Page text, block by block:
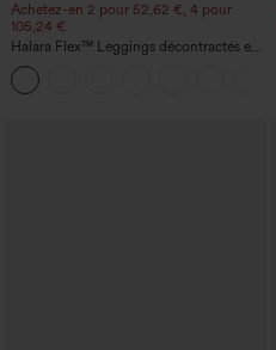
Achetez-en 2 pour 52,62 €, 4 pour
105,24 €
Halara Flex™ Leggings décontractés en
jean à taille haute avec poches